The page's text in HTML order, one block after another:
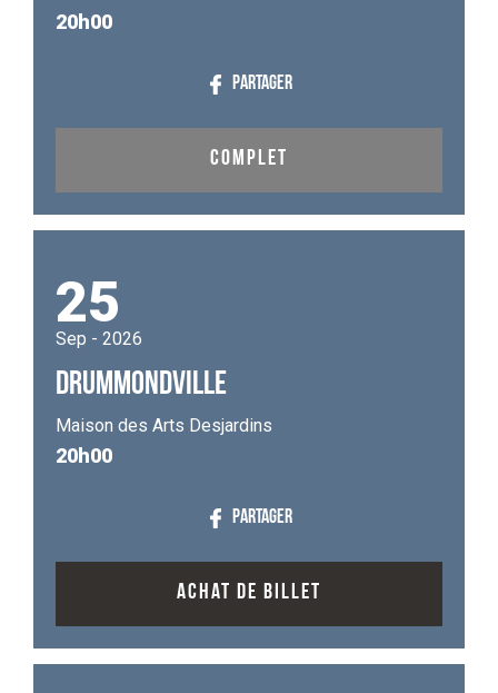
20h00
PARTAGER
COMPLET
25
Sep - 2026
DRUMMONDVILLE
Maison des Arts Desjardins
20h00
PARTAGER
ACHAT DE BILLET